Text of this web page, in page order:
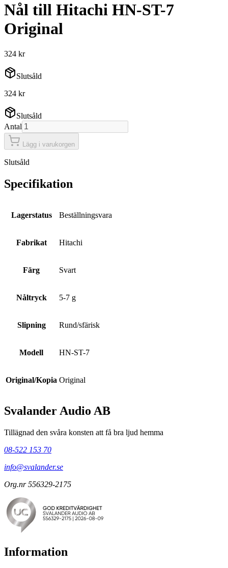
Nål till Hitachi HN-ST-7
Original
324 kr
Slutsåld
324 kr
Slutsåld
Antal
Lägg i varukorgen
Slutsåld
Specifikation
Lagerstatus Beställningsvara
Fabrikat Hitachi
Färg Svart
Nåltryck 5-7 g
Slipning Rund/sfärisk
Modell HN-ST-7
Original/Kopia Original
Svalander Audio AB
Tillägnad den svåra konsten att få bra ljud hemma
08-522 153 70
info@svalander.se
Org.nr 556329-2175
Information